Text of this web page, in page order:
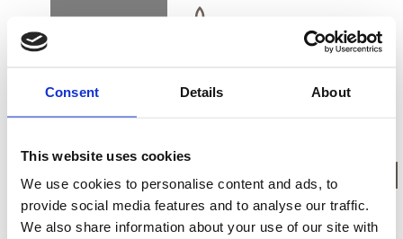
Consent Details About
This website uses cookies
We use cookies to personalise content and ads, to
provide social media features and to analyse our traffic.
We also share information about your use of our site with
BOOK DK EN DE